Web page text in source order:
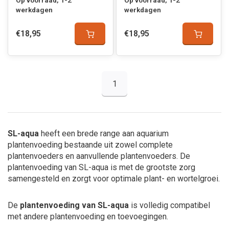
werkdagen
€18,95
werkdagen
€18,95
1
SL-aqua heeft een brede range aan aquarium
plantenvoeding bestaande uit zowel complete
plantenvoeders en aanvullende plantenvoeders. De
plantenvoeding van SL-aqua is met de grootste zorg
samengesteld en zorgt voor optimale plant- en wortelgroei.
De plantenvoeding van SL-aqua is volledig compatibel
met andere plantenvoeding en toevoegingen.